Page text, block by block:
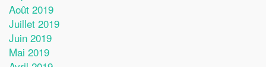
Août 2019
Juillet 2019
Juin 2019
Mai 2019